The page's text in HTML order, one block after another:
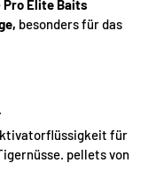
Pro Elite Baits
besonders für das
für
pellets von